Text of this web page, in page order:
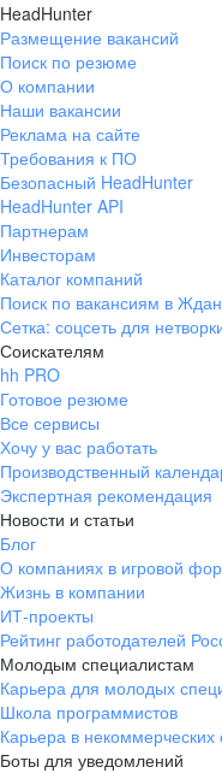
HeadHunter
Размещение вакансий
Поиск по резюме
О компании
Наши вакансии
Реклама на сайте
Требования к ПО
Безопасный HeadHunter
HeadHunter API
Партнерам
Инвесторам
Каталог компаний
Поиск по вакансиям в
Сетка: соцсеть для
Соискателям
hh PRO
Готовое резюме
Все сервисы
Хочу у вас работать
Производственный
Экспертная рекомендация
Новости и статьи
Блог
О компаниях в игровой
Жизнь в компании
ИТ-проекты
Рейтинг работодателей
Молодым специалистам
Карьера для молодых
Школа программистов
Карьера в некоммерческих
Боты для уведомлений